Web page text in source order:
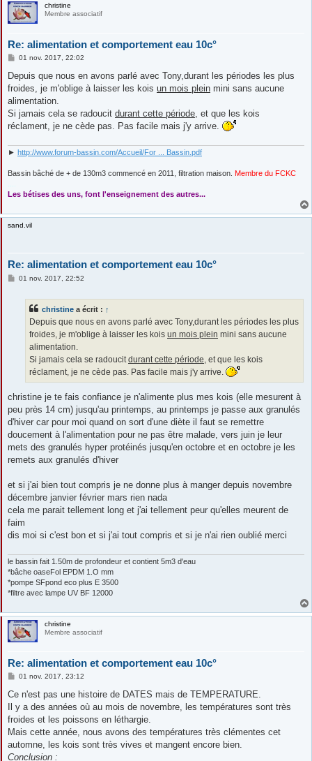
christine
Membre associatif
Re: alimentation et comportement eau 10c°
M
s
s
a
g
01 nov. 2017, 22:02
Depuis que nous en avons parlé avec Tony,durant les périodes les plus
froides, je m'oblige à laisser les kois un mois plein mini sans aucune
alimentation.
Si jamais cela se radoucit durant cette période, et que les kois
réclament, je ne cède pas. Pas facile mais j'y arrive.
► http://www.forum-bassin.com/Accueil/For ... Bassin.pdf
Bassin bâché de + de 130m3 commencé en 2011, filtration maison. Membre du FCKC
Les bétises des uns, font l'enseignement des autres...
sand.vil
Re: alimentation et comportement eau 10c°
M01 nov. 2017, 22:52
christine a écrit : ↑
Depuis que nous en avons parlé avec Tony,durant les périodes les plus
froides, je m'oblige à laisser les kois un mois plein mini sans aucune
alimentation.
Si jamais cela se radoucitdurant cette période, et que les kois
réclament, je ne cède pas. Pas facile mais j'y arrive.
christine je te fais confiance je n'alimente plus mes kois (elle mesurent à
peu près 14 cm) jusqu'au printemps, au printemps je passe aux granulés
d'hiver car pour moi quand on sort d'une diète il faut se remettre
doucement à l'alimentation pour ne pas être malade, vers juin je leur
mets des granulés hyper protéinés jusqu'en octobre et en octobre je les
remets aux granulés d'hiver
et si j'ai bien tout compris je ne donne plus à manger depuis novembre
décembre janvier février mars rien nada
cela me parait tellement long et j'ai tellement peur qu'elles meurent de
faim
dis moi si c'est bon et si j'ai tout compris et si je n'ai rien oublié merci
le bassin fait 1.50m de profondeur et contient 5m3 d'eau
*bâche oaseFol EPDM 1.O mm
*pompe SFpond eco plus E 3500
*filtre avec lampe UV BF 12000
christine
Membre associatif
Re: alimentation et comportement eau 10c°
M
s
a
g
01 nov. 2017, 23:12
Ce n'est pas une histoire de DATES mais de TEMPERATURE.
Il y a des années où au mois de novembre, les températures sont très
froides et les poissons en léthargie.
Mais cette année, nous avons des températures très clémentes cet
automne, les kois sont très vives et mangent encore bien.
Conclusion :